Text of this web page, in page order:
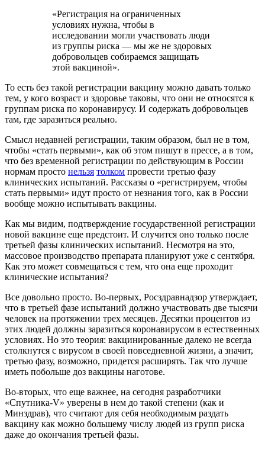
«Регистрация на ограниченных
условиях нужна, чтобы в
исследовании могли участвовать люди
из группы риска — мы же не здоровых
добровольцев собираемся защищать
этой вакциной».
То есть без такой регистрации вакцину можно давать только
тем, у кого возраст и здоровье таковы, что они не относятся к
группам риска по коронавирусу. И содержать добровольцев
там, где заразиться реально.
Смысл недавней регистрации, таким образом, был не в том,
чтобы «стать первыми», как об этом пишут в прессе, а в том,
что без временной регистрации по действующим в России
нормам просто нельзя толком провести третью фазу
клинических испытаний. Рассказы о «регистрируем, чтобы
стать первыми» идут просто от незнания того, как в России
вообще можно испытывать вакцины.
Как мы видим, подтверждение государственной регистрации
новой вакцине еще предстоит. И случится оно только после
третьей фазы клинических испытаний. Несмотря на это,
массовое производство препарата планируют уже с сентября.
Как это может совмещаться с тем, что она еще проходит
клинические испытания?
Все довольно просто. Во-первых, Росздравнадзор утверждает,
что в третьей фазе испытаний должно участвовать две тысячи
человек на протяжении трех месяцев. Десятки процентов из
этих людей должны заразиться коронавирусом в естественных
условиях. Но это теория: вакцинированные далеко не всегда
столкнутся с вирусом в своей повседневной жизни, а значит,
третью фазу, возможно, придется расширять. Так что лучше
иметь побольше доз вакцины наготове.
Во-вторых, что еще важнее, на сегодня разработчики
«Спутника-V» уверены в нем до такой степени (как и
Минздрав), что считают для себя необходимым раздать
вакцину как можно большему числу людей из групп риска
даже до окончания третьей фазы.